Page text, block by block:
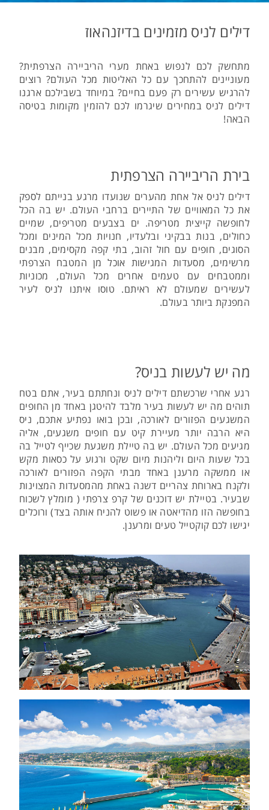
דילים לניס מזמינים בדיזנהאוז
מתחשק לכם לנפוש באחת מערי הריביירה הצרפתית?
מעוניינים להתחכך עם כל האליטות מכל העולם? רוצים
להרגיש עשירים רק פעם בחיים? במיוחד בשבילכם ארגנו
דילים לניס במחירים שיגרמו לכם להזמין מקומות בטיסה
הבאה!
בירת הריביירה הצרפתית
דילים לניס אל אחת מהערים שנועדו מרגע בנייתם לספק
את כל המאוויים של התיירים ברחבי העולם. יש בה הכל
לחופשה קייצית מטריפה. ים בצבעים מטריפים, שמיים
כחולים, בנות בבקיני ובלעדיו, חנויות מכל המינים ומכל
הסוגים, חופים עם חול זהוב, בתי קפה מקסימים, מבנים
מרשימים, מסעדות המגישות אוכל מן המטבח הצרפתי
וממטבחים עם טעמים אחרים מכל העולם, מכוניות
לעשירים שמעולם לא ראיתם. טוסו איתנו לניס לעיר
המפנקת ביותר בעולם.
מה יש לעשות בניס?
רגע אחרי שרכשתם דילים לניס ונחתתם בעיר, אתם בטח
תוהים מה יש לעשות בעיר מלבד להיטגן באחד מן החופים
המשגעים הפזורים לאורכה, ובכן בואו נפתיע אתכם, ניס
היא הרבה יותר מעיירת קיט עם חופים משגעים, אליה
מגיעים מכל העולם. יש בה טיילת משגעת שכייף לטייל בה
בכל שעות היום וליהנות מיום שקט ורגוע על כסאות מקש
או ממשקה מרענן באחד מבתי הקפה הפזורים לאורכה
ולקנח בארוחת צהריים דשנה באחת מהמסעדות המצוינות
שבעיר. בטיילת יש דוכנים של קרפ צרפתי ( מומלץ לשכוח
בחופשה הזו מהדיאטה או פשוט להניח אותה בצד) ורוכלים
יגישו לכם קוקטייל טעים ומרענן.